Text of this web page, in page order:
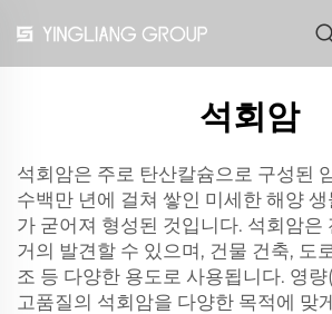
석회암
석회암은 주로 탄산칼슘으로 구성된
수백만 년에 걸쳐 쌓인 미세한 해양
가 굳어져 형성된 것입니다. 석회암은
거의 발견할 수 있으며, 건물 건축, 도
조 등 다양한 용도로 사용됩니다. 영
고품질의 석회암을 다양한 목적에 맞